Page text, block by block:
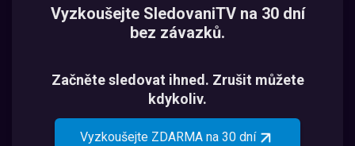
Vyzkoušejte SledovaniTV na 30 dní
bez závazků.
Začněte sledovat ihned. Zrušit můžete
kdykoliv.
Vyzkoušejte ZDARMA na 30 dní